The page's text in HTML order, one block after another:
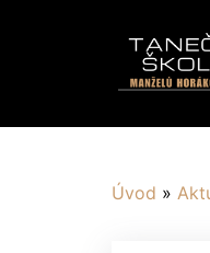
Úvod »